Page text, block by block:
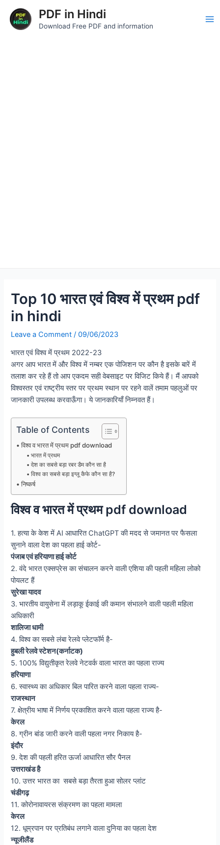
content
PDF in Hindi
Download Free PDF and information
Top 10 भारत एवं विश्व में प्रथम pdf
in hindi
Leave a Comment /09/06/2023
भारत एवं विश्व में प्रथम 2022-23
अगर आप भारत में और विश्व में नम्बर एक पोजिशन पर कौन है इसके बारें में
तलाश कर रहे हैं तो आप एकदम सही वेबसाइट पर विजिट किये हैं। मैं आपको
विश्वस्तर एवं राष्ट्रीय स्तर पर प्रथम स्थान पर रहने वालें तमाम पहलुओं पर
जानकारी उपलब्ध करवाऊँगा। ये जानकारियाँ निम्नवत हैं।
Table of Contents
विश्व व भारत में प्रथम pdf download
भारत में प्रथम
देश का सबसे बड़ा रबर डैम कौन सा है
विश्व का सबसे बड़ा इग्लू कैफे कौन सा है?
निष्कर्ष
विश्व व भारत में प्रथम pdf download
1. हत्या के केश में AI आधारित ChatGPT की मदद से जमानत पर फैसला
सुनाने वाला देश का पहला हाई कोर्ट-
पंजाब एवं हरियाणा हाई कोर्ट
2. वंदे भारत एक्सप्रेस का संचालन करने वाली एशिया की पहली महिला लोको
पोयलट हैं
सुरेखा यादव
3. भारतीय वायुसेना में लड़ाकू ईकाई की कमान संभालने वाली पहली महिला
अधिकारी
शालिजा धामी
4. विश्व का सबसे लंबा रेलवे प्लेटफॉर्म है-
हुबली रेलवे स्टेशन(कर्नाटक)
5. 100% विद्युतीकृत रेलवे नेटवर्क वाला भारत का पहला राज्य
हरियाणा
6. स्वास्थ्य का अधिकार बिल पारित करने वाला पहला राज्य-
राजस्थान
7. क्षेत्रीय भाषा में निर्णय प्रकाशित करने वाला पहला राज्य है-
केरल
8. ग्रीन बांड जारी करने वाली पहला नगर निकाय है-
इंदौर
9. देश की पहली हरित ऊर्जा आधारित सौर पैनल
उत्तराखंड है
10. उत्तर भारत का सबसे बड़ा तैरता हुआ सोलर प्लांट
चंडीगढ़
11. कोरोनावायरस संक्रमण का पहला मामला
केरल
12. धूम्रपान पर प्रतिबंध लगाने वाला दुनिया का पहला देश
न्यूजीलैंड
navigation